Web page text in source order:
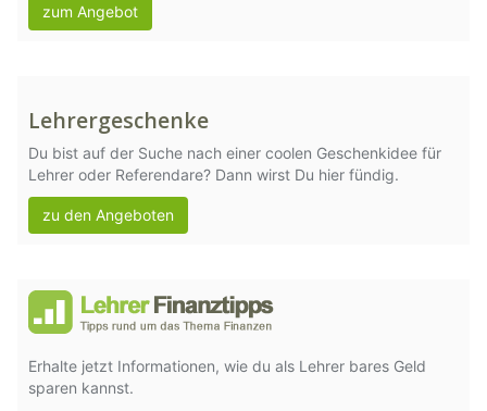
zum Angebot
Lehrergeschenke
Du bist auf der Suche nach einer coolen Geschenkidee für
Lehrer oder Referendare? Dann wirst Du hier fündig.
zu den Angeboten
Erhalte jetzt Informationen, wie du als Lehrer bares Geld
sparen kannst.